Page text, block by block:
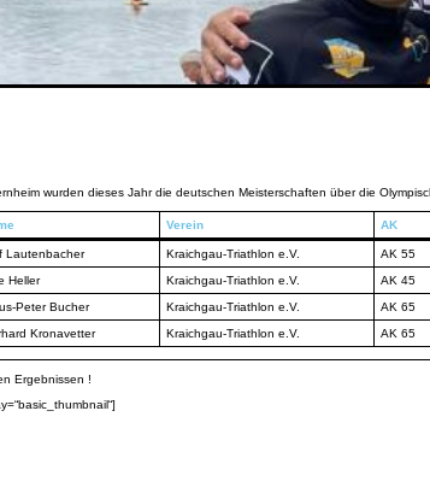
wurden dieses Jahr die deutschen Meisterschaften über die
Verein AK
Lautenbacher Kraichgau-Triathlon e.V. AK 55
Heller Kraichgau-Triathlon e.V. AK 45
Peter Bucher Kraichgau-Triathlon e.V. AK 65
Kronavetter Kraichgau-Triathlon e.V. AK 65
Ergebnissen !